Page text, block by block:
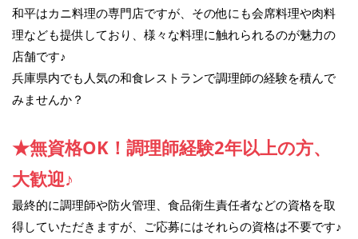
和平はカニ料理の専門店ですが、その他にも会席料理や肉料
理なども提供しており、様々な料理に触れられるのが魅力の
店舗です♪
兵庫県内でも人気の和食レストランで調理師の経験を積んで
みませんか？
★無資格OK！調理師経験2年以上の方、
大歓迎♪
最終的に調理師や防火管理、食品衛生責任者などの資格を取
得していただきますが、ご応募にはそれらの資格は不要です♪